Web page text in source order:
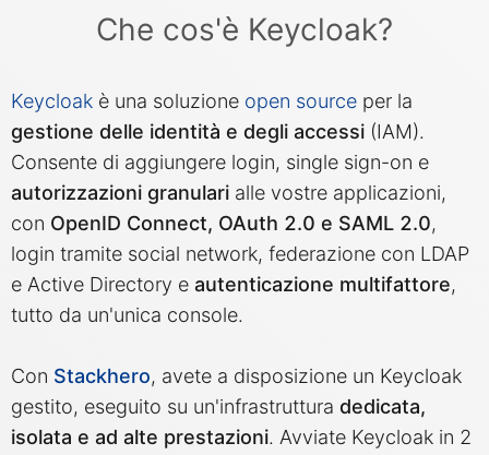
Kubernetes Node
MariaDB
Matomo
Meilisearch
Che cos'è Keycloak?
Keycloak è una soluzione open source per la
gestione delle identità e degli accessi (IAM).
Consente di aggiungere login, single sign-on e
autorizzazioni granulari alle vostre applicazioni,
con OpenID Connect, OAuth 2.0 e SAML 2.0,
login tramite social network, federazione con LDAP
e Active Directory e autenticazione multifattore,
tutto da un'unica console.
Con Stackhero, avete a disposizione un Keycloak
gestito, eseguito su un'infrastruttura dedicata,
isolata e ad alte prestazioni. Avviate Keycloak in 2